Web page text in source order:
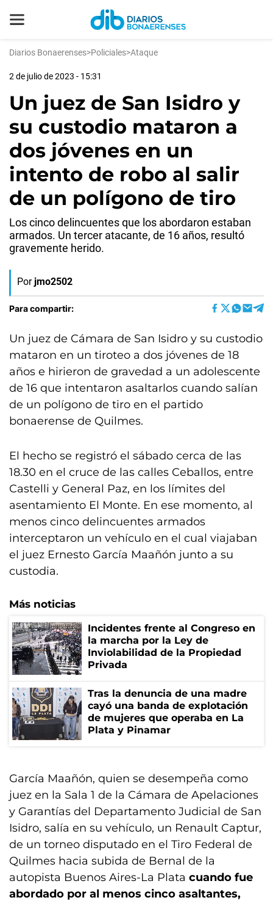
Diarios Bonaerenses>Policiales>Ataque
2 de julio de 2023 - 15:31
Un juez de San Isidro y
su custodio mataron a
dos jóvenes en un
intento de robo al salir
de un polígono de tiro
Los cinco delincuentes que los abordaron estaban
armados. Un tercer atacante, de 16 años, resultó
gravemente herido.
Por jmo2502
Para compartir:
Un juez de Cámara de San Isidro y su custodio
mataron en un tiroteo a dos jóvenes de 18
años e hirieron de gravedad a un adolescente
de 16 que intentaron asaltarlos cuando salían
de un polígono de tiro en el partido
bonaerense de Quilmes.
El hecho se registró el sábado cerca de las
18.30 en el cruce de las calles Ceballos, entre
Castelli y General Paz, en los límites del
asentamiento El Monte. En ese momento, al
menos cinco delincuentes armados
interceptaron un vehículo en el cual viajaban
el juez Ernesto García Maañón junto a su
custodia.
Más noticias
Incidentes frente al Congreso en
la marcha por la Ley de
Inviolabilidad de la Propiedad
Privada
Tras la denuncia de una madre
cayó una banda de explotación
de mujeres que operaba en La
Plata y Pinamar
García Maañón, quien se desempeña como
juez en la Sala 1 de la Cámara de Apelaciones
y Garantías del Departamento Judicial de San
Isidro, salía en su vehículo, un Renault Captur,
de un torneo disputado en el Tiro Federal de
Quilmes hacia subida de Bernal de la
autopista Buenos Aires-La Plata cuando fue
abordado por al menos cinco asaltantes,